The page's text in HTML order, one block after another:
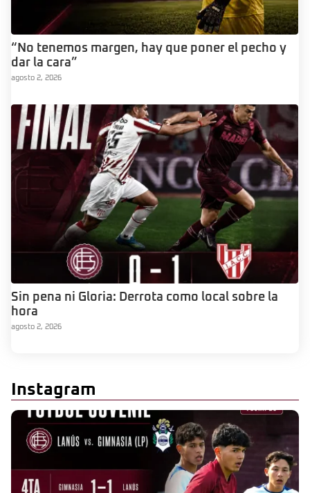
“No tenemos margen, hay que poner el pecho y
dar la cara”
agosto 2, 2026
Sin pena ni Gloria: Derrota como local sobre la
hora
agosto 2, 2026
Instagram